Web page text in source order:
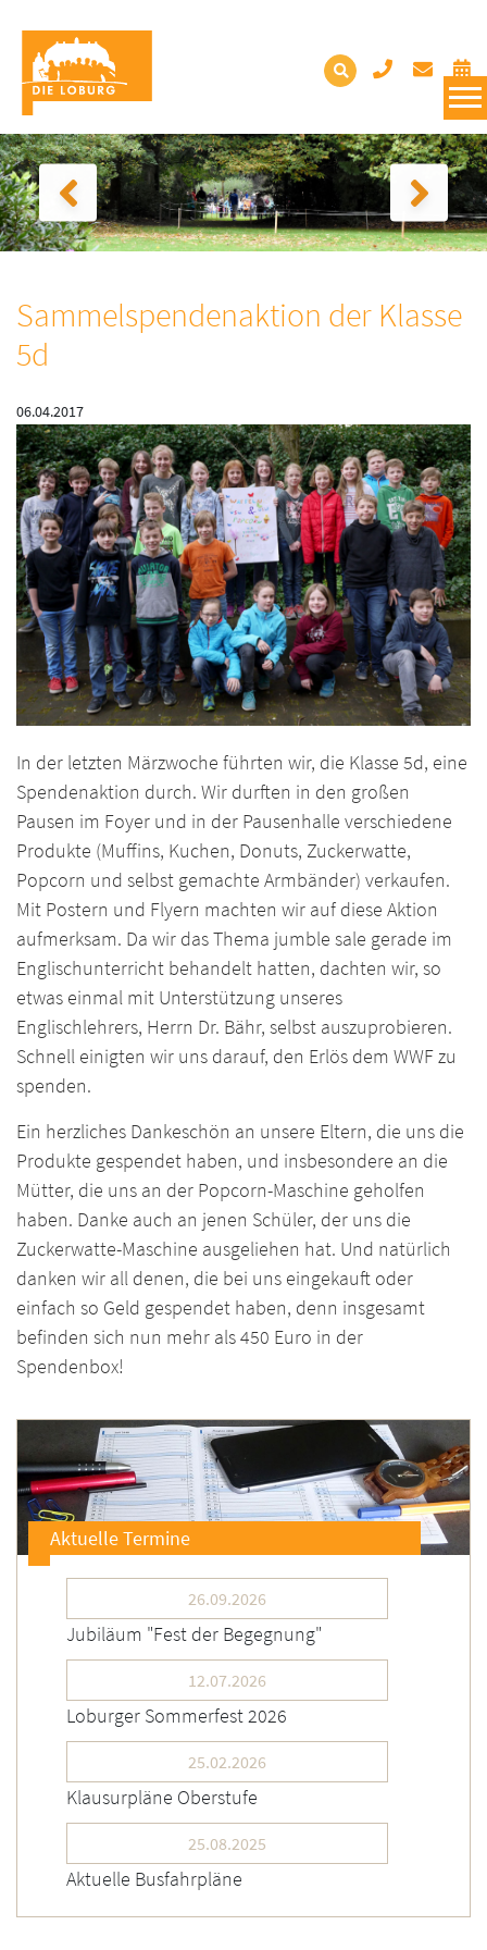
Sammelspendenaktion der Klasse
5d
06.04.2017
In der letzten Märzwoche führten wir, die Klasse 5d, eine
Spendenaktion durch. Wir durften in den großen
Pausen im Foyer und in der Pausenhalle verschiedene
Produkte (Muffins, Kuchen, Donuts, Zuckerwatte,
Popcorn und selbst gemachte Armbänder) verkaufen.
Mit Postern und Flyern machten wir auf diese Aktion
aufmerksam. Da wir das Thema jumble sale gerade im
Englischunterricht behandelt hatten, dachten wir, so
etwas einmal mit Unterstützung unseres
Englischlehrers, Herrn Dr. Bähr, selbst auszuprobieren.
Schnell einigten wir uns darauf, den Erlös dem WWF zu
spenden.
Ein herzliches Dankeschön an unsere Eltern, die uns die
Produkte gespendet haben, und insbesondere an die
Mütter, die uns an der Popcorn-Maschine geholfen
haben. Danke auch an jenen Schüler, der uns die
Zuckerwatte-Maschine ausgeliehen hat. Und natürlich
danken wir all denen, die bei uns eingekauft oder
einfach so Geld gespendet haben, denn insgesamt
befinden sich nun mehr als 450 Euro in der
Spendenbox!
Aktuelle Termine
26.09.2026
Jubiläum "Fest der Begegnung"
12.07.2026
Loburger Sommerfest 2026
25.02.2026
Klausurpläne Oberstufe
25.08.2025
Aktuelle Busfahrpläne